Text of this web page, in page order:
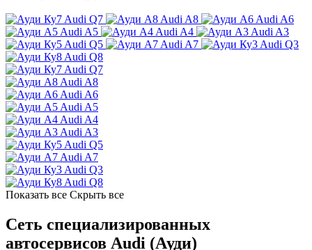
Audi Q7 Audi A8
Audi A6
Audi A5
Audi A4
Audi A3
Audi Q5
Audi A7
Audi Q3
Audi Q8
Audi Q7
Audi A8
Audi A6
Audi A5
Audi A4
Audi A3
Audi Q5
Audi A7
Audi Q3
Audi Q8
Показать все Скрыть все
Сеть специализированных
автосервисов Audi (Ауди)